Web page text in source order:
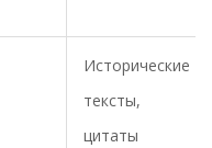
Исторические
тексты,
цитаты